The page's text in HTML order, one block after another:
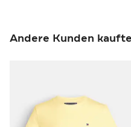
Andere Kunden